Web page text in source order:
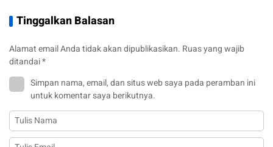
Tinggalkan Balasan
Alamat email Anda tidak akan dipublikasikan. Ruas yang wajib
ditandai*
Simpan nama, email, dan situs web saya pada peramban ini
untuk komentar saya berikutnya.